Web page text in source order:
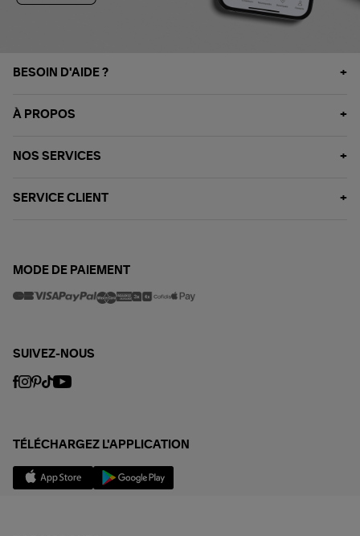
BESOIN D'AIDE ?
À PROPOS
NOS SERVICES
SERVICE CLIENT
MODE DE PAIEMENT
SUIVEZ-NOUS
TÉLÉCHARGEZ L'APPLICATION